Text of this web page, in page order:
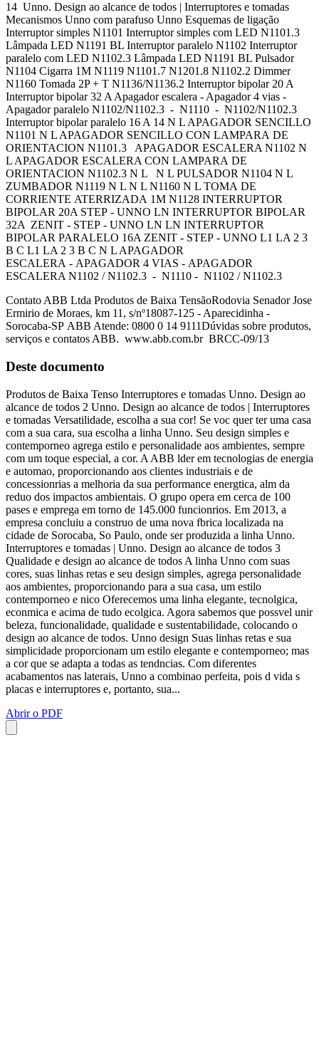
14 Unno. Design ao alcance de todos | Interruptores e tomadas
Mecanismos Unno com parafuso Unno Esquemas de ligação
Interruptor simples N1101 Interruptor simples com LED N1101.3
Lâmpada LED N1191 BL Interruptor paralelo N1102 Interruptor
paralelo com LED N1102.3 Lâmpada LED N1191 BL Pulsador
N1104 Cigarra 1M N1119 N1101.7 N1201.8 N1102.2 Dimmer
N1160 Tomada 2P + T N1136/N1136.2 Interruptor bipolar 20 A
Interruptor bipolar 32 A Apagador escalera - Apagador 4 vias -
Apagador paralelo N1102/N1102.3 - N1110 - N1102/N1102.3
Interruptor bipolar paralelo 16 A 14 N L APAGADOR SENCILLO
N1101 N L APAGADOR SENCILLO CON LAMPARA DE
ORIENTACION N1101.3 APAGADOR ESCALERA N1102 N
L APAGADOR ESCALERA CON LAMPARA DE
ORIENTACION N1102.3 N L N L PULSADOR N1104 N L
ZUMBADOR N1119 N L N L N1160 N L TOMA DE
CORRIENTE ATERRIZADA 1M N1128 INTERRUPTOR
BIPOLAR 20A STEP - UNNO LN INTERRUPTOR BIPOLAR
32A ZENIT - STEP - UNNO LN LN INTERRUPTOR
BIPOLAR PARALELO 16A ZENIT - STEP - UNNO L1 LA 2 3
B C L1 LA 2 3 B C N L APAGADOR
ESCALERA - APAGADOR 4 VIAS - APAGADOR
ESCALERA N1102 / N1102.3 - N1110 - N1102 / N1102.3
Contato ABB Ltda Produtos de Baixa TensãoRodovia Senador Jose
Ermirio de Moraes, km 11, s/nº18087-125 - Aparecidinha -
Sorocaba-SP ABB Atende: 0800 0 14 9111Dúvidas sobre produtos,
serviços e contatos ABB. www.abb.com.br BRCC-09/13
Deste documento
Produtos de Baixa Tenso Interruptores e tomadas Unno. Design ao
alcance de todos 2 Unno. Design ao alcance de todos | Interruptores
e tomadas Versatilidade, escolha a sua cor! Se voc quer ter uma casa
com a sua cara, sua escolha a linha Unno. Seu design simples e
contemporneo agrega estilo e personalidade aos ambientes, sempre
com um toque especial, a cor. A ABB lder em tecnologias de energia
e automao, proporcionando aos clientes industriais e de
concessionrias a melhoria da sua performance energtica, alm da
reduo dos impactos ambientais. O grupo opera em cerca de 100
pases e emprega em torno de 145.000 funcionrios. Em 2013, a
empresa concluiu a construo de uma nova fbrica localizada na
cidade de Sorocaba, So Paulo, onde ser produzida a linha Unno.
Interruptores e tomadas | Unno. Design ao alcance de todos 3
Qualidade e design ao alcance de todos A linha Unno com suas
cores, suas linhas retas e seu design simples, agrega personalidade
aos ambientes, proporcionando para a sua casa, um estilo
contemporneo e nico Oferecemos uma linha elegante, tecnolgica,
econmica e acima de tudo ecolgica. Agora sabemos que possvel unir
beleza, funcionalidade, qualidade e sustentabilidade, colocando o
design ao alcance de todos. Unno design Suas linhas retas e sua
simplicidade proporcionam um estilo elegante e contemporneo; mas
a cor que se adapta a todas as tendncias. Com diferentes
acabamentos nas laterais, Unno a combinao perfeita, pois d vida s
placas e interruptores e, portanto, sua...
Abrir o PDF